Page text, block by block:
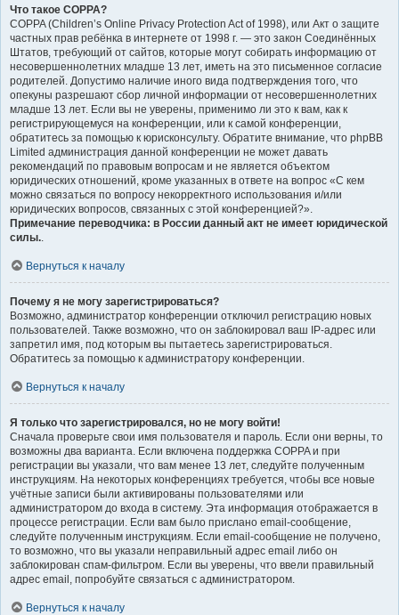
Что такое COPPA?
COPPA (Children’s Online Privacy Protection Act of 1998), или Акт о защите
частных прав ребёнка в интернете от 1998 г. — это закон Соединённых
Штатов, требующий от сайтов, которые могут собирать информацию от
несовершеннолетних младше 13 лет, иметь на это письменное согласие
родителей. Допустимо наличие иного вида подтверждения того, что
опекуны разрешают сбор личной информации от несовершеннолетних
младше 13 лет. Если вы не уверены, применимо ли это к вам, как к
регистрирующемуся на конференции, или к самой конференции,
обратитесь за помощью к юрисконсульту. Обратите внимание, что phpBB
Limited администрация данной конференции не может давать
рекомендаций по правовым вопросам и не является объектом
юридических отношений, кроме указанных в ответе на вопрос «С кем
можно связаться по вопросу некорректного использования и/или
юридических вопросов, связанных с этой конференцией?».
Примечание переводчика: в России данный акт не имеет юридической
силы.
Вернуться к началу
Почему я не могу зарегистрироваться?
Возможно, администратор конференции отключил регистрацию новых
пользователей. Также возможно, что он заблокировал ваш IP-адрес или
запретил имя, под которым вы пытаетесь зарегистрироваться.
Обратитесь за помощью к администратору конференции.
Вернуться к началу
Я только что зарегистрировался, но не могу войти!
Сначала проверьте свои имя пользователя и пароль. Если они верны, то
возможны два варианта. Если включена поддержка COPPA и при
регистрации вы указали, что вам менее 13 лет, следуйте полученным
инструкциям. На некоторых конференциях требуется, чтобы все новые
учётные записи были активированы пользователями или
администратором до входа в систему. Эта информация отображается в
процессе регистрации. Если вам было прислано email-сообщение,
следуйте полученным инструкциям. Если email-сообщение не получено,
то возможно, что вы указали неправильный адрес email либо он
заблокирован спам-фильтром. Если вы уверены, что ввели правильный
адрес email, попробуйте связаться с администратором.
Вернуться к началу